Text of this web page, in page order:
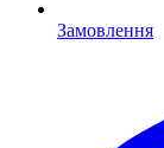
Замовлення